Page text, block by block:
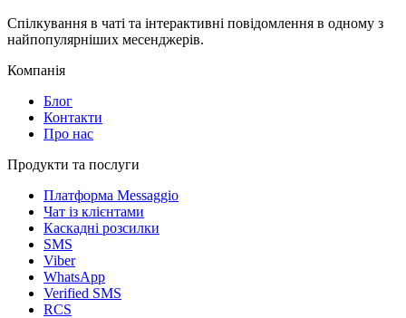
Спілкування в чаті та інтерактивні повідомлення в одному з
найпопулярніших месенджерів.
Компанія
Блог
Контакти
Про нас
Продукти та послуги
Платформа Messaggio
Чат із клієнтами
Каскадні розсилки
SMS
Viber
WhatsApp
Verified SMS
RCS